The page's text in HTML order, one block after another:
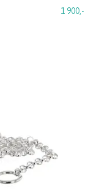
1 900,-